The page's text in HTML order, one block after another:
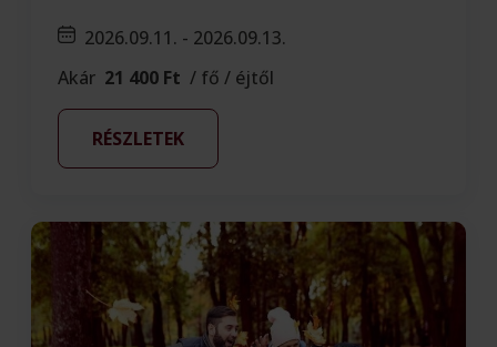
2026.09.11. - 2026.09.13.
Akár 21 400 Ft / fő / éjtől
RÉSZLETEK